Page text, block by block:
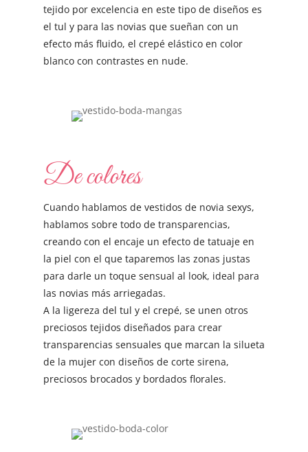
tejido por excelencia en este tipo de diseños es
el tul y para las novias que sueñan con un
efecto más fluido, el crepé elástico en color
blanco con contrastes en nude.
De colores
Cuando hablamos de vestidos de novia sexys,
hablamos sobre todo de transparencias,
creando con el encaje un efecto de tatuaje en
la piel con el que taparemos las zonas justas
para darle un toque sensual al look, ideal para
las novias más arriegadas.
A la ligereza del tul y el crepé, se unen otros
preciosos tejidos diseñados para crear
transparencias sensuales que marcan la silueta
de la mujer con diseños de corte sirena,
preciosos brocados y bordados florales.